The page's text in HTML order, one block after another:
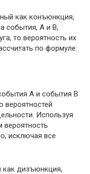
как конъюнкция,
события, A и B,
то вероятность их
по формуле:
A и события B
вероятностей
Используя
вероятность
исключая все
как дизъюнкция,